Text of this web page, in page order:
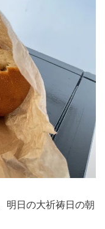
明日の大祈祷日の朝